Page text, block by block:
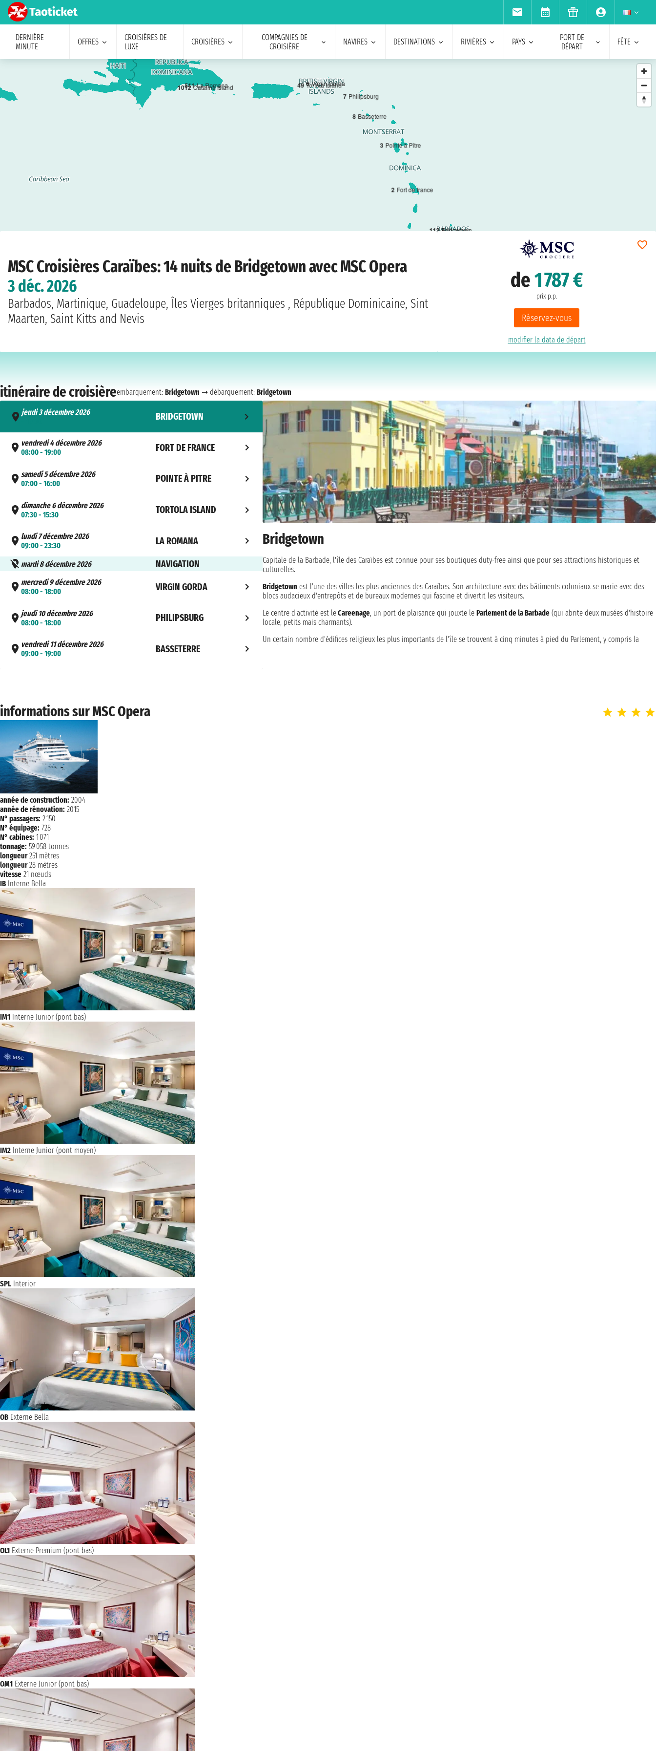
DERNIÈRE
MINUTE
OFFRES
CROISIÈRES DE
LUXE
CROISIÈRES
COMPAGNIES DE
CROISIÈRE
NAVIRES DESTINATIONS RIVIÈRES PAYS
PORT DE
DÉPART
FÊTE
113 Bridgetown
2 Fort de france
3 Pointe à Pitre
49 Tortola Island
511 La Romana 6 Virgin Gorda
7 Philipsburg
8 Basseterre
1012 Catalina Island
MSC Croisières Caraïbes: 14 nuits de Bridgetown avec MSC Opera
3 déc. 2026
Barbados, Martinique, Guadeloupe, Îles Vierges britanniques , République Dominicaine, Sint
Maarten, Saint Kitts and Nevis
de1 787 €
prix p.p.
Réservez-vous
modifier la data de départ
itinéraire de croisièreembarquement: Bridgetown ➞ débarquement: Bridgetown
jeudi 3 décembre 2026
BRIDGETOWN
vendredi 4 décembre 2026
08:00 - 19:00
FORT DE FRANCE
samedi 5 décembre 2026
07:00 - 16:00
POINTE À PITRE
dimanche 6 décembre 2026
07:30 - 15:30
TORTOLA ISLAND
lundi 7 décembre 2026
09:00 - 23:30
LA ROMANA
mardi 8 décembre 2026 NAVIGATION
mercredi 9 décembre 2026
08:00 - 18:00
VIRGIN GORDA
jeudi 10 décembre 2026
08:00 - 18:00
PHILIPSBURG
vendredi 11 décembre 2026
09:00 - 19:00
BASSETERRE
dimanche 13 décembre 2026
08:00 - 18:00
lundi 14 décembre 2026
07:00 - 23:30
mardi 15 décembre 2026
07:00 - 17:00
mercredi 16 décembre 2026
jeudi 17 décembre 2026
09:00
Bridgetown
Capitale de la Barbade, l'île des Caraïbes est connue pour ses boutiques duty-free ainsi que pour ses attractions historiques et
culturelles.
Bridgetown est l'une des villes les plus anciennes des Caraïbes. Son architecture avec des bâtiments coloniaux se marie avec des
blocs audacieux d'entrepôts et de bureaux modernes qui fascine et divertit les visiteurs.
Le centre d'activité est leCareenage, un port de plaisance qui jouxte le Parlement de la Barbade(qui abrite deux musées d'histoire
locale, petits mais charmants).
Un certain nombre d'édifices religieux les plus importants de l'île se trouvent à cinq minutes à pied du Parlement, y compris la
informations sur MSC Opera
année de construction: 2004
année de rénovation: 2015
N° passagers: 2 150
N° équipage: 728
N° cabines: 1 071
tonnage: 59 058 tonnes
longueur 251 mètres
longueur 28 mètres
vitesse 21 nœuds
IB Interne Bella
IM1 Interne Junior (pont bas)
IM2 Interne Junior (pont moyen)
SPL Interior
OB Externe Bella
OL1 Externe Premium (pont bas)
OM1 Externe Junior (pont bas)